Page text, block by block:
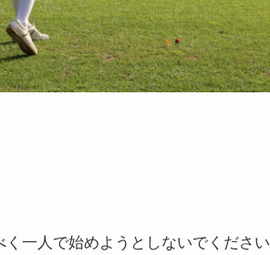
く一人で始めようとしないで くださ